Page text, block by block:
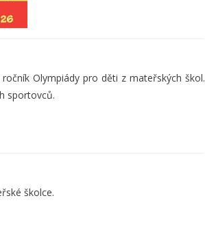
Olympiády pro děti z mateřských škol.
sportovců.
školce.